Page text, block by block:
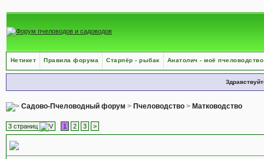
Нетикет Правила форума Старпёр - рыбак Анатолич - моё пчеловодство
Садово-Пчеловодный форум > Пчеловодство> Матководство
3 страниц 1 2 3 >